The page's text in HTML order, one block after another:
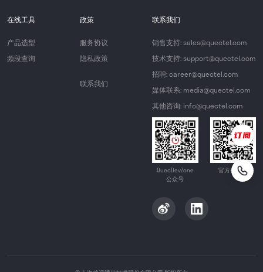
在线工具
产品选型
频段查询
政策
服务协议
隐私政策
联系我们
联系我们
销售支持: sales@quectel.com
技术支持: support@quectel.com
招聘: career@quectel.com
媒体联系: media@quectel.com
其他咨询: info@quectel.com
QuecDevZone
公众号
官方公众号